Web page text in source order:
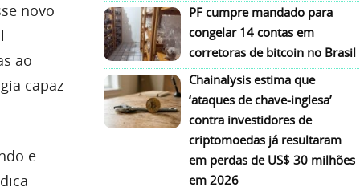
novo
ao
capaz
e
PF cumpre mandado para
congelar 14 contas em
corretoras de bitcoin no Brasil
Chainalysis estima que
‘ataques de chave-inglesa’
contra investidores de
criptomoedas já resultaram
em perdas de US$ 30 milhões
em 2026